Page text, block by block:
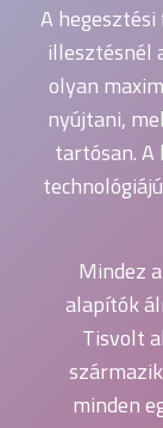
A
illesztésnél
olyan
nyújtani,
tartósan. A
Mindez
alapítók
Tisvolt
minden